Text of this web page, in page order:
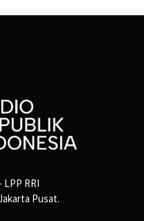
RRI
Pusat.